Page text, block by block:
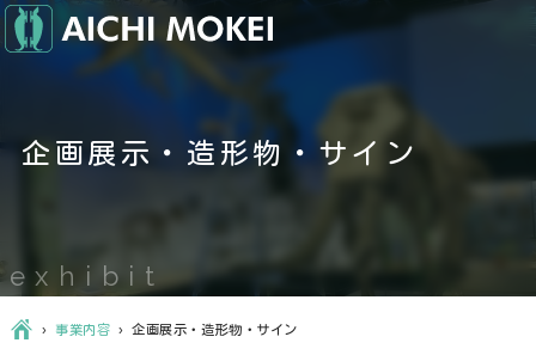
exhibit
企画展示・造形物・サイン
Ç › 事業内容 ›企画展示・造形物・サイン